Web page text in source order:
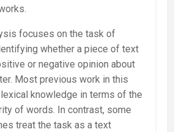
focuses on the task of
whether a piece of text
or negative opinion about
Most previous work in this
knowledge in terms of the
of words. In contrast, some
treat the task as a text